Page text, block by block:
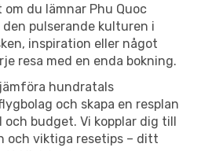
du lämnar Phu Quoc
pulserande kulturen i
inspiration eller något
resa med en enda bokning.
hundratals
och skapa en resplan
och budget. Vi kopplar dig till
och viktiga resetips – ditt